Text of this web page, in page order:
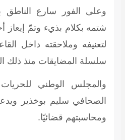
وعلى الفور سارع الناطق
شتمه بكلام بذيء وتمّ
لتعنيفه وملاحقته داخل
سلسلة المضايقات منذ ذلك
والمجلس الوطني
الصحافي سليم بوخذير
ومحاسبتهم قضائيّا.